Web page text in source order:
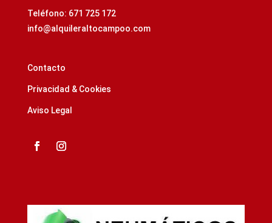
Teléfono: 671 725 172
info@alquileraltocampoo.com
Contacto
Privacidad & Cookies
Aviso Legal